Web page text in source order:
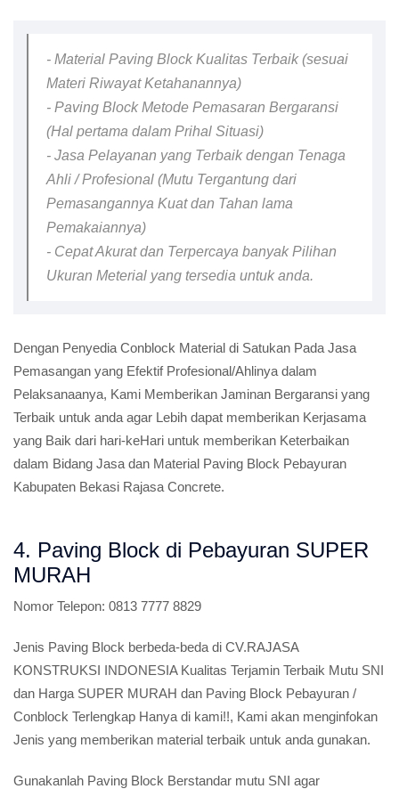
- Material Paving Block Kualitas Terbaik (sesuai
Materi Riwayat Ketahanannya)
- Paving Block Metode Pemasaran Bergaransi
(Hal pertama dalam Prihal Situasi)
- Jasa Pelayanan yang Terbaik dengan Tenaga
Ahli / Profesional (Mutu Tergantung dari
Pemasangannya Kuat dan Tahan lama
Pemakaiannya)
- Cepat Akurat dan Terpercaya banyak Pilihan
Ukuran Meterial yang tersedia untuk anda.
Dengan Penyedia Conblock Material di Satukan Pada Jasa
Pemasangan yang Efektif Profesional/Ahlinya dalam
Pelaksanaanya, Kami Memberikan Jaminan Bergaransi yang
Terbaik untuk anda agar Lebih dapat memberikan Kerjasama
yang Baik dari hari-keHari untuk memberikan Keterbaikan
dalam Bidang Jasa dan Material Paving Block Pebayuran
Kabupaten Bekasi Rajasa Concrete.
4. Paving Block di Pebayuran SUPER
MURAH
Nomor Telepon: 0813 7777 8829
Jenis Paving Block berbeda-beda di CV.RAJASA
KONSTRUKSI INDONESIA Kualitas Terjamin Terbaik Mutu SNI
dan Harga SUPER MURAH dan Paving Block Pebayuran /
Conblock Terlengkap Hanya di kami!!, Kami akan menginfokan
Jenis yang memberikan material terbaik untuk anda gunakan.
Gunakanlah Paving Block Berstandar mutu SNI agar